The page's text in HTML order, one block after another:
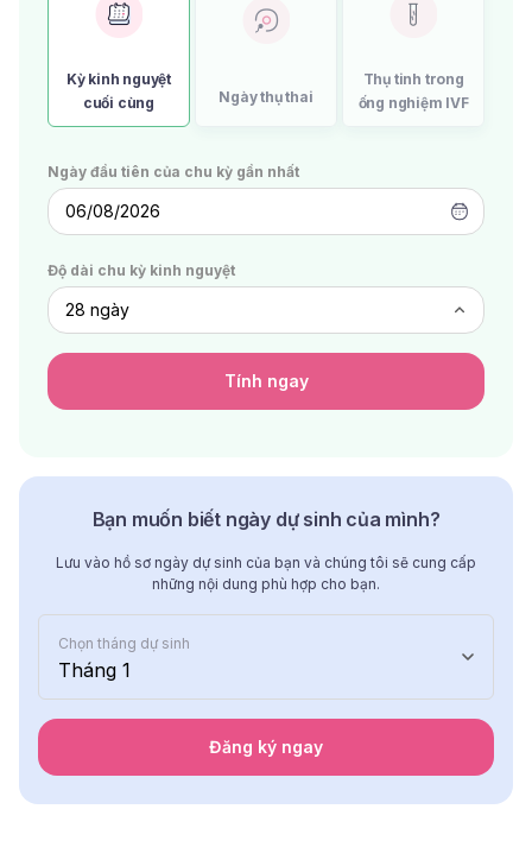
Kỳ kinh nguyệt
cuối cùng
Ngày thụ thai
Thụ tinh trong
ống nghiệm IVF
Ngày đầu tiên của chu kỳ gần nhất
06/08/2026
Độ dài chu kỳ kinh nguyệt
Tính ngay
Bạn muốn biết ngày dự sinh của mình?
Lưu vào hồ sơ ngày dự sinh của bạn và chúng tôi sẽ cung cấp
những nội dung phù hợp cho bạn.
Chọn tháng dự sinh
Tháng 1
Đăng ký ngay